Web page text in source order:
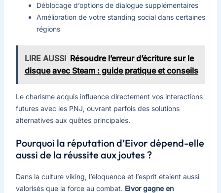
Déblocage d’options de dialogue supplémentaires
Amélioration de votre standing social dans certaines
régions
LIRE AUSSI Résoudre l’erreur d’écriture sur le
disque avec Steam : guide pratique et conseils
Le charisme acquis influence directement vos interactions
futures avec les PNJ, ouvrant parfois des solutions
alternatives aux quêtes principales.
Pourquoi la réputation d’Eivor dépend-elle
aussi de la réussite aux joutes ?
Dans la culture viking, l’éloquence et l’esprit étaient aussi
valorisés que la force au combat. Eivor gagne en